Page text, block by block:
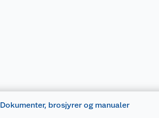
Dokumenter, brosjyrer og manualer